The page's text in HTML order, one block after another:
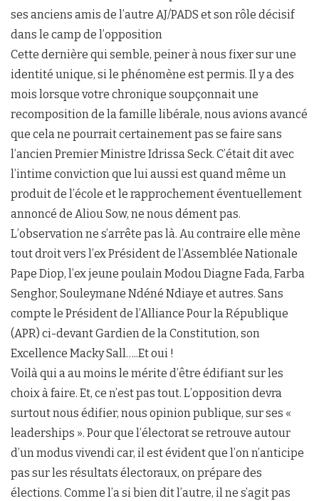
ses anciens amis de l’autre AJ/PADS et son rôle décisif
dans le camp de l’opposition
Cette dernière qui semble, peiner à nous fixer sur une
identité unique, si le phénomène est permis. Il y a des
mois lorsque votre chronique soupçonnait une
recomposition de la famille libérale, nous avions avancé
que cela ne pourrait certainement pas se faire sans
l’ancien Premier Ministre Idrissa Seck. C’était dit avec
l’intime conviction que lui aussi est quand même un
produit de l’école et le rapprochement éventuellement
annoncé de Aliou Sow, ne nous dément pas.
L’observation ne s’arrête pas là. Au contraire elle mène
tout droit vers l’ex Président de l’Assemblée Nationale
Pape Diop, l’ex jeune poulain Modou Diagne Fada, Farba
Senghor, Souleymane Ndéné Ndiaye et autres. Sans
compte le Président de l’Alliance Pour la République
(APR) ci-devant Gardien de la Constitution, son
Excellence Macky Sall…..Et oui !
Voilà qui a au moins le mérite d’être édifiant sur les
choix à faire. Et, ce n’est pas tout. L’opposition devra
surtout nous édifier, nous opinion publique, sur ses «
leaderships ». Pour que l’électorat se retrouve autour
d’un modus vivendi car, il est évident que l’on n’anticipe
pas sur les résultats électoraux, on prépare des
élections. Comme l’a si bien dit l’autre, il ne s’agit pas